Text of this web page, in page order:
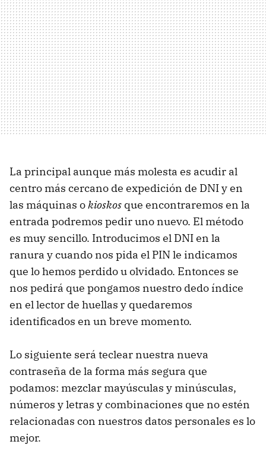
La principal aunque más molesta es acudir al
centro más cercano de expedición de DNIy en
las máquinas okioskos que encontraremos en la
entrada podremos pedir uno nuevo. El método
es muy sencillo. Introducimos el DNIen la
ranura y cuando nos pida el PINle indicamos
que lo hemos perdido u olvidado. Entonces se
nos pedirá que pongamos nuestro dedo índice
en el lector de huellas y quedaremos
identificados en un breve momento.
Lo siguiente será teclear nuestra nueva
contraseña de la forma más segura que
podamos: mezclar mayúsculas y minúsculas,
números y letras y combinaciones que no estén
relacionadas con nuestros datos personales es lo
mejor.